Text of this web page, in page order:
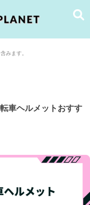
みます。
車ヘルメットおすす